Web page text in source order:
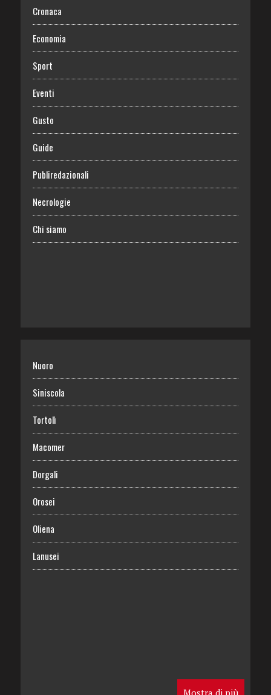
Cronaca
Economia
Sport
Eventi
Gusto
Guide
Publiredazionali
Necrologie
Chi siamo
Nuoro
Siniscola
Tortolì
Macomer
Dorgali
Orosei
Oliena
Lanusei
Mostra di più